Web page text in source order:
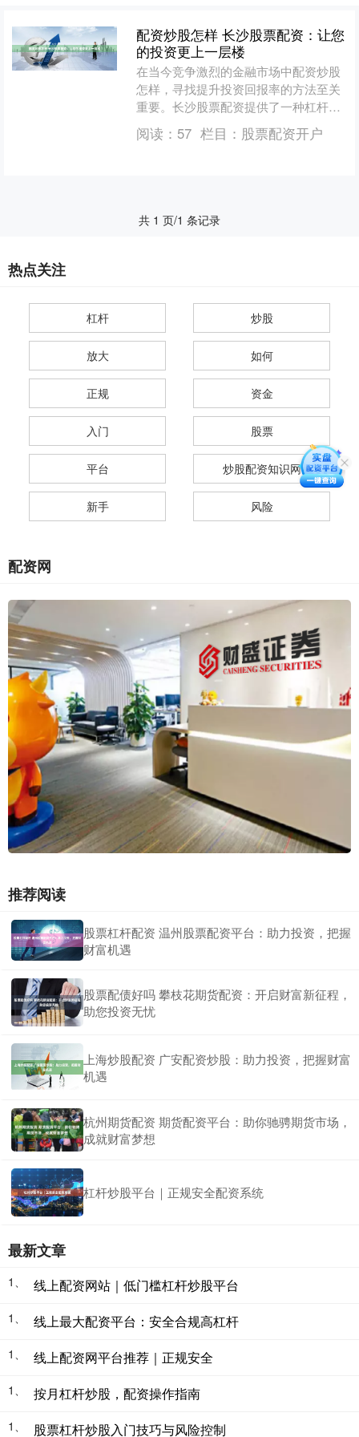
配资炒股怎样 长沙股票配资：让您
的投资更上一层楼
在当今竞争激烈的金融市场中配资炒股
怎样，寻找提升投资回报率的方法至关
重要。长沙股票配资提供了一种杠杆作
用，可以放大您的投资潜力。 * **信誉
度：**选择信誉良....
阅读： 57 栏目： 股票配资开户
共 1 页/1 条记录
热点关注
杠杆 炒股
放大 如何
正规 资金
入门 股票
平台 炒股配资知识网
新手 风险
配资网
推荐阅读
股票杠杆配资 温州股票配资平台：助力投资，把握
财富机遇
股票配债好吗 攀枝花期货配资：开启财富新征程，
助您投资无忧
上海炒股配资 广安配资炒股：助力投资，把握财富
机遇
杭州期货配资 期货配资平台：助你驰骋期货市场，
成就财富梦想
杠杆炒股平台｜正规安全配资系统
最新文章
1、 线上配资网站｜低门槛杠杆炒股平台
1、 线上最大配资平台：安全合规高杠杆
1、 线上配资网平台推荐｜正规安全
1、 按月杠杆炒股，配资操作指南
1、 股票杠杆炒股入门技巧与风险控制